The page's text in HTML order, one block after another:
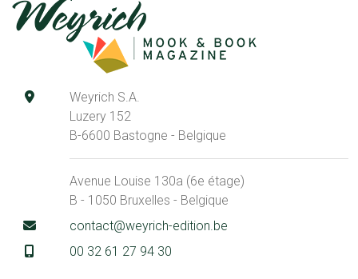
Weyrich S.A.
Luzery 152
B-6600 Bastogne - Belgique
Avenue Louise 130a (6e étage)
B - 1050 Bruxelles - Belgique
contact@weyrich-edition.be
00 32 61 27 94 30